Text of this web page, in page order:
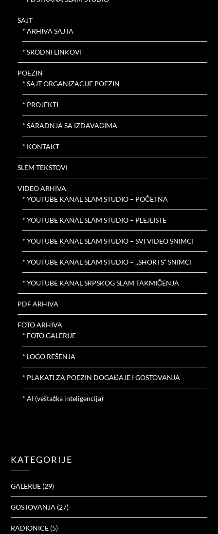
SAJT
* ARHIVA SAJTA
* SRODNI LINKOVI
POEZIN
* SAJT ORGANIZACIJE POEZIN
* PROJEKTI
* SARADNJA SA IZDAVAČIMA
* KONTAKT
SLEM TEKSTOVI
VIDEO ARHIVA
* YOUTUBE KANAL SLAM STUDIO – POČETNA
* YOUTUBE KANAL SLAM STUDIO – PLEJLISTE
* YOUTUBE KANAL SLAM STUDIO – SVI VIDEO SNIMCI
* YOUTUBE KANAL SLAM STUDIO – ,,SHORTS“ SNIMCI
* YOUTUBE KANAL SRPSKOG SLAM TAKMIČENJA
PDF ARHIVA
FOTO ARHIVA
* FOTO GALERIJE
* LOGO REŠENJA
* PLAKATI ZA POEZIN DOGAĐAJE I GOSTOVANJA
* AI (veštačka inteligencija)
KATEGORIJE
GALERIJE (29)
GOSTOVANJA (27)
RADIONICE (5)